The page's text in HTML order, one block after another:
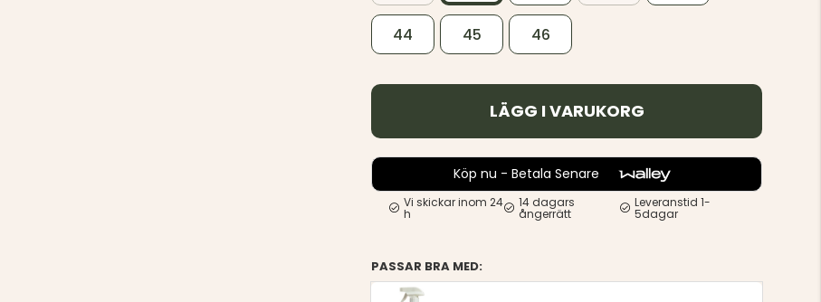
44 45 46
LÄGG I VARUKORG
Köp nu - Betala Senare
Vi skickar inom 24
h
14 dagars
ångerrätt
Leveranstid 1-
5dagar
PASSAR BRA MED: